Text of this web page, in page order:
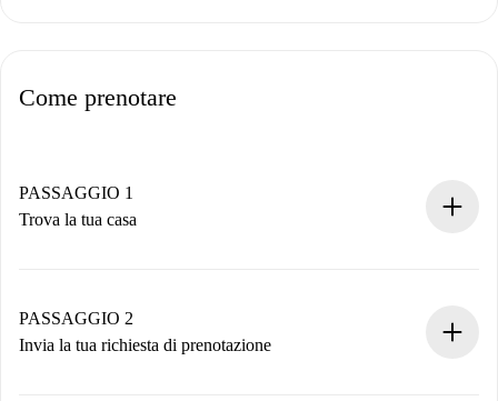
Come prenotare
PASSAGGIO 1
Trova la tua casa
Hai tutte le informazioni necessarie in anticipo.
PASSAGGIO 2
Invia la tua richiesta di prenotazione